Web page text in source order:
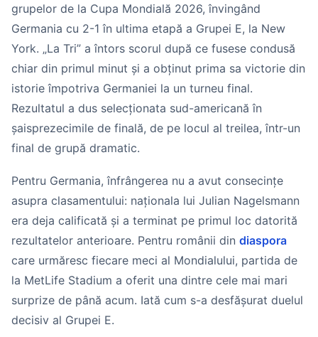
grupelor de la Cupa Mondială 2026, învingând
Germania cu 2-1 în ultima etapă a Grupei E, la New
York. „La Tri” a întors scorul după ce fusese condusă
chiar din primul minut și a obținut prima sa victorie din
istorie împotriva Germaniei la un turneu final.
Rezultatul a dus selecționata sud-americană în
șaisprezecimile de finală, de pe locul al treilea, într-un
final de grupă dramatic.
Pentru Germania, înfrângerea nu a avut consecințe
asupra clasamentului: naționala lui Julian Nagelsmann
era deja calificată și a terminat pe primul loc datorită
rezultatelor anterioare. Pentru românii din diaspora
care urmăresc fiecare meci al Mondialului, partida de
la MetLife Stadium a oferit una dintre cele mai mari
surprize de până acum. Iată cum s-a desfășurat duelul
decisiv al Grupei E.